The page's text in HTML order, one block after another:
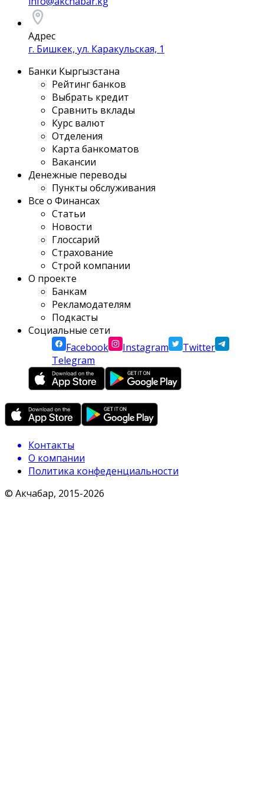
Адрес
г. Бишкек, ул. Каракульская, 1
Банки Кыргызстана
Рейтинг банков
Выбрать кредит
Сравнить вклады
Курс валют
Отделения
Карта банкоматов
Вакансии
Денежные переводы
Пункты обслуживания
Все о Финансах
Статьи
Новости
Глоссарий
Страхование
Строй компании
О проекте
Банкам
Рекламодателям
Подкасты
Социальные сети
Facebook
Instagram
Twitter
Telegram
Контакты
О компании
Политика конфеденциальности
© Акчабар, 2015-2026